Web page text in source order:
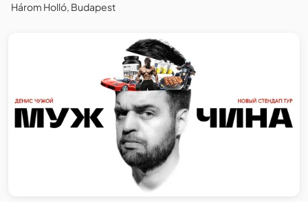
Három Holló, Budapest